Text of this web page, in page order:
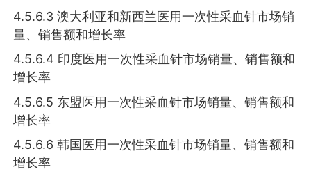
4.5.6.3 澳大利亚和新西兰医用一次性采血针市场销
量、销售额和增长率
4.5.6.4 印度医用一次性采血针市场销量、销售额和
增长率
4.5.6.5 东盟医用一次性采血针市场销量、销售额和
增长率
4.5.6.6 韩国医用一次性采血针市场销量、销售额和
增长率